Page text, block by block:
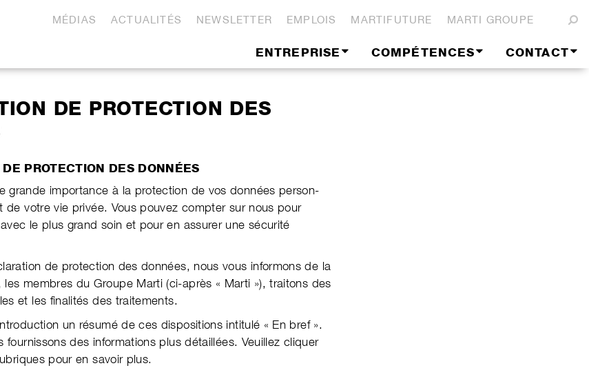
MÉDIAS ACTUALITÉS NEWSLETTER EMPLOIS MARTIFUTURE MARTI GROUPE
ENTREPRISE COMPÉTENCES CONTACT
DE PROTECTION DES
PROTECTION DES DONNÉES
grande importance à la protection de vos données per­son­
de votre vie privée. Vous pouvez compter sur nous pour
le plus grand soin et pour en assurer une sécurité
de pro­tec­tion des données, nous vous informons de la
les membres du Groupe Marti (ci-après « Marti »), trai­tons des
et les finalités des trai­t­ements.
un résumé de ces dispositions intitulé « En bref ».
four­nis­sons des infor­ma­tions plus détail­lées. Veuillez cliquer
pour en savoir plus.